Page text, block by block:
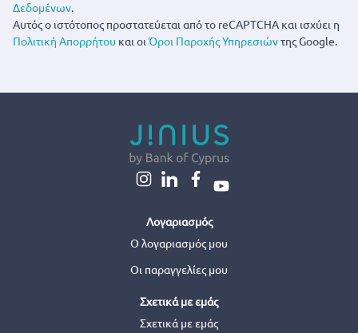
Δεδομένων.
Αυτός ο ιστότοπος προστατεύεται από το reCAPTCHA και ισχύει η
Πολιτική Απορρήτου και οιΌροι Παροχής Υπηρεσιώντης Google.
Λογαριασμός
Ο λογαριασμός μου
Οι παραγγελίες μου
Σχετικά με εμάς
Σχετικά με εμάς